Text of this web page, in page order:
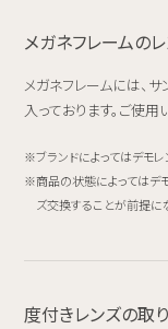
メガネフレームの
メガネフレームには、
入っております。ご使
ブランドによってはデモ
商品の状態によってはデ
ズ交換することが前提に
度付きレンズの取